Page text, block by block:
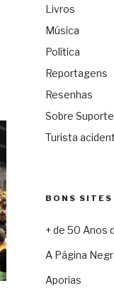
Livros
Música
Política
Reportagens
Resenhas
Sobre
Turista
BONS SITES
+ de 50 Anos
A Página
Aporias